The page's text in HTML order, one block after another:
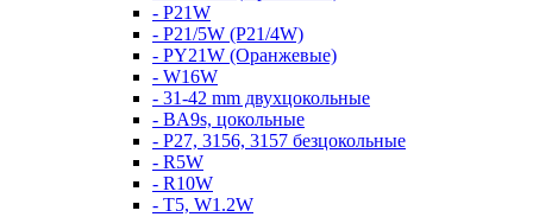
- P21W
- P21/5W (P21/4W)
- PY21W (Оранжевые)
- W16W
- 31-42 mm двухцокольные
- BA9s, цокольные
- P27, 3156, 3157 безцокольные
- R5W
- R10W
- T5, W1.2W